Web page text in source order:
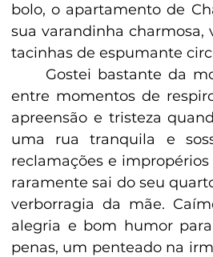
bolo, o apartamento de
sua varandinha charmosa,
tacinhas de espumante
entre momentos de
apreensão e tristeza
uma rua tranquila e
reclamações e
raramente sai do seu
verborragia da mãe.
alegria e bom humor
penas, um penteado na